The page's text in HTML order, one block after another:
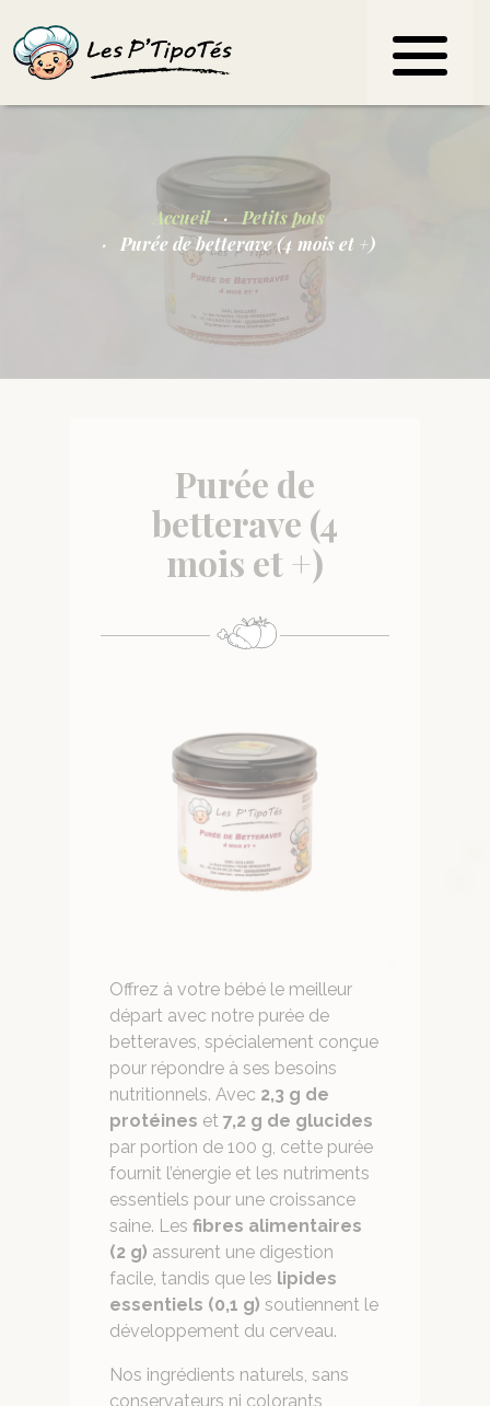
Accueil
Petits pots
Purée de betterave (4 mois et +)
Purée de
betterave (4
mois et +)
Offrez à votre bébé le meilleur
départ avec notre purée de
betteraves, spécialement conçue
pour répondre à ses besoins
nutritionnels. Avec 2,3 g de
protéines et 7,2 g de glucides
par portion de 100 g, cette purée
fournit l’énergie et les nutriments
essentiels pour une croissance
saine. Les fibres alimentaires
(2 g) assurent une digestion
facile, tandis que les lipides
essentiels (0,1 g) soutiennent le
développement du cerveau.
Nos ingrédients naturels, sans
conservateurs ni colorants,